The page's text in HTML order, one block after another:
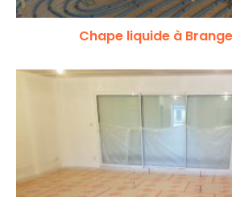
Chape liquide à